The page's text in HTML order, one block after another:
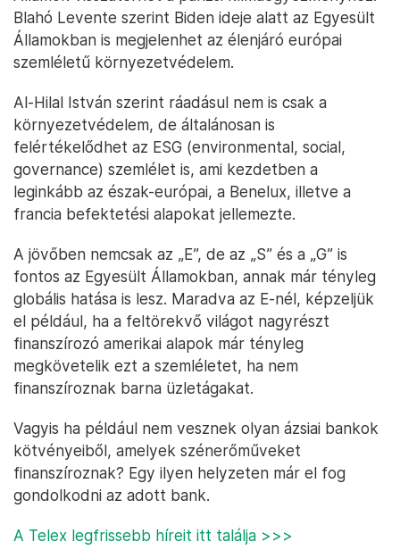
Blahó Levente szerint Biden ideje alatt az Egyesült
Államokban is megjelenhet az élenjáró európai
szemléletű környezetvédelem.
Al-Hilal István szerint ráadásul nem is csak a
környezetvédelem, de általánosan is
felértékelődhet az ESG (environmental, social,
governance) szemlélet is, ami kezdetben a
leginkább az észak-európai, a Benelux, illetve a
francia befektetési alapokat jellemezte.
A jövőben nemcsak az „E”, de az „S” és a „G” is
fontos az Egyesült Államokban, annak már tényleg
globális hatása is lesz. Maradva az E-nél, képzeljük
el például, ha a feltörekvő világot nagyrészt
finanszírozó amerikai alapok már tényleg
megkövetelik ezt a szemléletet, ha nem
finanszíroznak barna üzletágakat.
Vagyis ha például nem vesznek olyan ázsiai bankok
kötvényeiből, amelyek szénerőműveket
finanszíroznak? Egy ilyen helyzeten már el fog
gondolkodni az adott bank.
A Telex legfrissebb híreit itt találja >>>